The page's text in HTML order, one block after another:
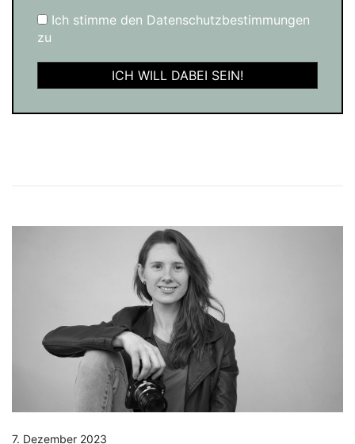
Ich stimme den Datenschutzbestimmungen
zu
7. Dezember 2023